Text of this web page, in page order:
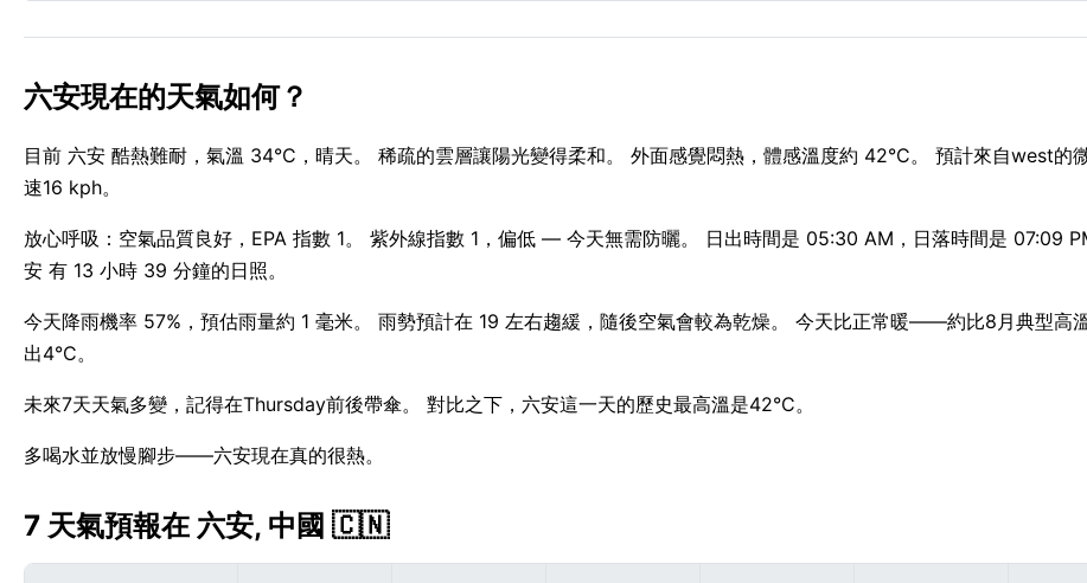
六安現在的天氣如何？
目前 六安 酷熱難耐，氣溫 34°C，晴天。 稀疏的雲層讓陽光變得柔和。 外面感覺悶熱，體感溫度約 42°C。 預計來自west的
速16 kph。
放心呼吸：空氣品質良好，EPA 指數 1。 紫外線指數 1，偏低 — 今天無需防曬。 日出時間是 05:30 AM，日落時間是 07:09
安 有 13 小時 39 分鐘的日照。
今天降雨機率 57%，預估雨量約 1 毫米。 雨勢預計在 19 左右趨緩，隨後空氣會較為乾燥。 今天比正常暖——約比8月典型高
出4°C。
未來7天天氣多變，記得在Thursday前後帶傘。 對比之下，六安這一天的歷史最高溫是42°C。
多喝水並放慢腳步——六安現在真的很熱。
7 天氣預報在 六安, 中國 🇨🇳